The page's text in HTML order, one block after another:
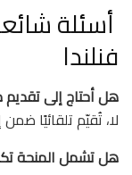
أسئلة
فنلندا
هل أحتاج إلى
لا، تُقيّم تلقائيًا
هل تشمل المنحة